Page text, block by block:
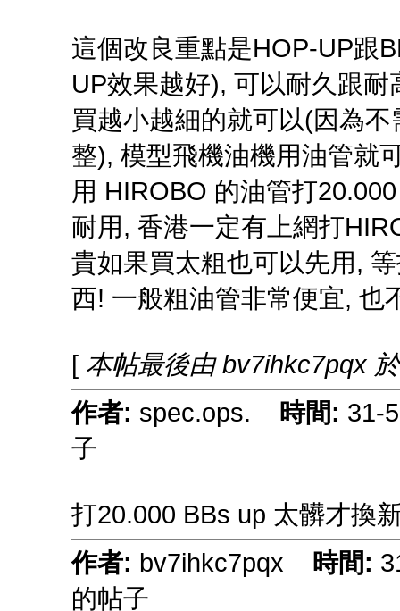
這個改良重點是HOP-UP跟
UP效果越好), 可以耐久跟
買越小越細的就可以(因為
整), 模型飛機油機用油管就
用 HIROBO 的油管打
耐用, 香港一定有上網打
貴如果買太粗也可以先用,
西! 一般粗油管非常便宜, 也
[ 本帖最後由 bv7ihkc7pqx
作者: spec.ops. 時間: 31-
子
打20.000 BBs up 太髒才換
作者: bv7ihkc7pqx 時間:
的帖子